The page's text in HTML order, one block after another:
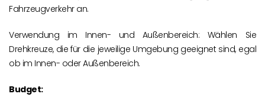
Fahrzeugverkehr an.
Verwendung im Innen- und Außenbereich: Wählen Sie
Drehkreuze, die für die jeweilige Umgebung geeignet sind, egal
ob im Innen- oder Außenbereich.
Budget: